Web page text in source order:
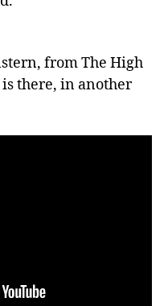
from The High
there, in another